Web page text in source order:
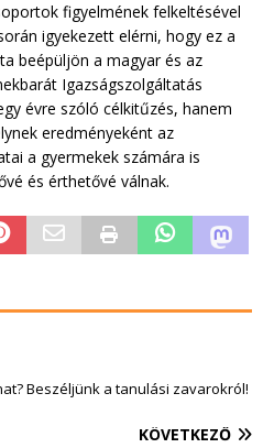
figyelmének felkeltésével
igyekezett elérni, hogy ez a
beépüljön a magyar és az
Igazságszolgáltatás
évre szóló célkitűzés, hanem
eredményeként az
a gyermekek számára is
és érthetővé válnak.
Beszéljünk a tanulási zavarokról!
KÖVETKEZŐ